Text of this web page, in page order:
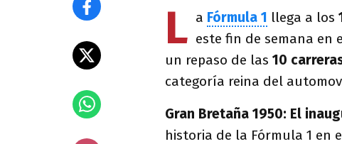
L a Fórmula 1 llega a los
este fin de semana en
un repaso de las 10
categoría reina del
Gran Bretaña 1950: El
historia de la Fórmula 1 en